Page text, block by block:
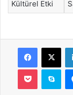
Kültürel Etki
Facebook
X
Pocket